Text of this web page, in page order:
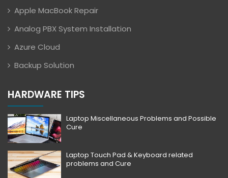
Apple MacBook Repair
Analog PBX System Installation
Azure Cloud
Backup Solution
HARDWARE TIPS
Laptop Miscellaneous Problems and Possible
Cure
Laptop Touch Pad & Keyboard related
problems and Cure